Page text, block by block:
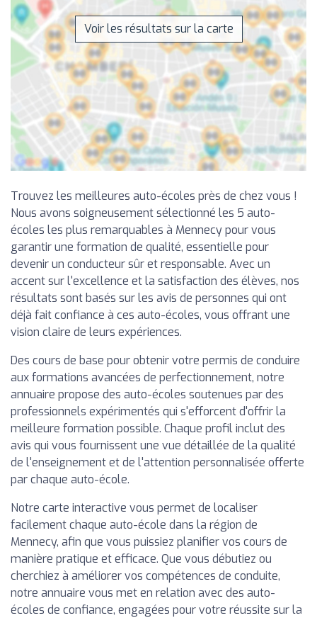
Voir les résultats sur la carte
Trouvez les meilleures auto-écoles près de chez vous !
Nous avons soigneusement sélectionné les 5 auto-
écoles les plus remarquables à Mennecy pour vous
garantir une formation de qualité, essentielle pour
devenir un conducteur sûr et responsable. Avec un
accent sur l'excellence et la satisfaction des élèves, nos
résultats sont basés sur les avis de personnes qui ont
déjà fait confiance à ces auto-écoles, vous offrant une
vision claire de leurs expériences.
Des cours de base pour obtenir votre permis de conduire
aux formations avancées de perfectionnement, notre
annuaire propose des auto-écoles soutenues par des
professionnels expérimentés qui s'efforcent d'offrir la
meilleure formation possible. Chaque profil inclut des
avis qui vous fournissent une vue détaillée de la qualité
de l'enseignement et de l'attention personnalisée offerte
par chaque auto-école.
Notre carte interactive vous permet de localiser
facilement chaque auto-école dans la région de
Mennecy, afin que vous puissiez planifier vos cours de
manière pratique et efficace. Que vous débutiez ou
cherchiez à améliorer vos compétences de conduite,
notre annuaire vous met en relation avec des auto-
écoles de confiance, engagées pour votre réussite sur la